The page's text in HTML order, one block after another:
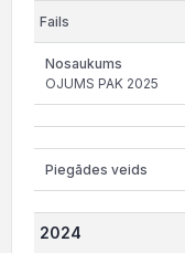
OJUMS PAK 2025
2024